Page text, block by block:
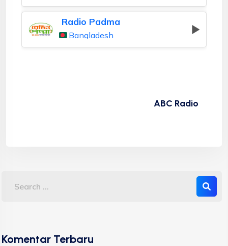
Radio Padma
Bangladesh
ABC Radio
Komentar Terbaru